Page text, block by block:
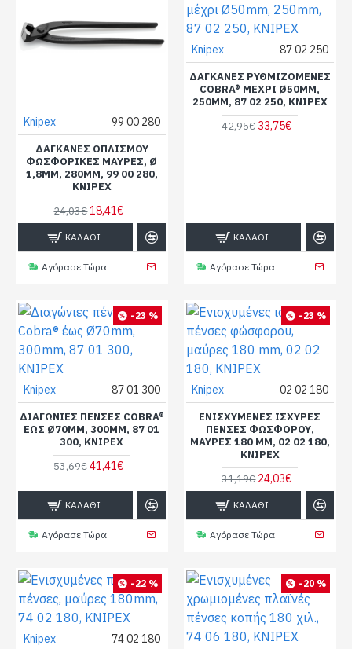
Knipex 99 00 280
ΔΑΓΚΆΝΕΣ ΟΠΛΙΣΜΟΎ
ΦΩΣΦΟΡΙΚΈΣ ΜΑΎΡΕΣ, Ø
1,8MM, 280MM, 99 00 280,
KNIPEX
24,03€18,41€
ΚΑΛΆΘΙ
Αγόρασε Τώρα
Knipex 87 02 250
ΔΑΓΚΆΝΕΣ ΡΥΘΜΙΖΌΜΕΝΕΣ
COBRA® ΜΈΧΡΙ Ø50MM,
250MM, 87 02 250, KNIPEX
42,95€ 33,75€
ΚΑΛΆΘΙ
Αγόρασε Τώρα
-23 %
Knipex 87 01 300
ΔΙΑΓΏΝΙΕΣ ΠΈΝΣΕΣ COBRA®
ΈΩΣ Ø70MM, 300MM, 87 01
300, KNIPEX
53,69€41,41€
ΚΑΛΆΘΙ
Αγόρασε Τώρα
-23 %
Knipex 02 02 180
ΕΝΙΣΧΥΜΈΝΕΣ ΙΣΧΥΡΈΣ
ΠΈΝΣΕΣ ΦΏΣΦΟΡΟΥ,
ΜΑΎΡΕΣ 180 MM, 02 02 180,
KNIPEX
31,19€ 24,03€
ΚΑΛΆΘΙ
Αγόρασε Τώρα
-22 %
Knipex 74 02 180
-20 %